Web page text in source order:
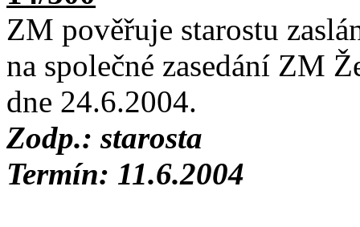
ZM pověřuje starostu
na společné zasedání ZM
dne 24.6.2004.
Zodp.: starosta
Termín: 11.6.2004